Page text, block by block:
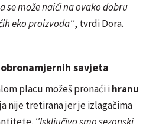
se može naići na ovako dobru
eko proizvoda'', tvrdi Dora.
savjeta
placu možeš pronaći ihranu
nije tretirana jer je izlagačima